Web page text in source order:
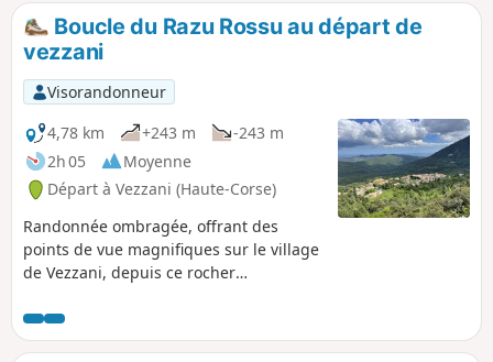
Tavignanu et du Tagnone. Vous profiterez de
panoramas exceptionnels sur les chaînes
montagneuses environnantes et sur l'île de
Monte Cristo.
Boucle du Razu Rossu au départ de
vezzani
Visorandonneur
4,78 km
+243 m
-243 m
2h 05
Moyenne
Départ à Vezzani (Haute-Corse)
Randonnée ombragée, offrant des
points de vue magnifiques sur le village
de Vezzani, depuis ce rocher